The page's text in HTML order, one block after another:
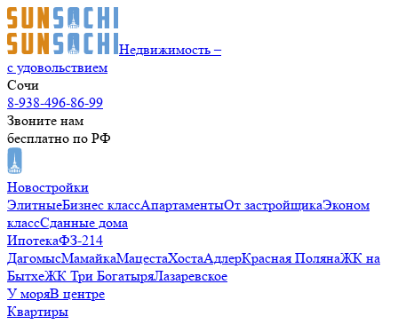
Недвижимость –
с удовольствием
Сочи
8-938-496-86-99
Звоните нам
бесплатно по РФ
Новостройки
ЭлитныеБизнес классАпартаментыОт застройщикаЭконом
классСданные дома
ИпотекаФЗ-214
ДагомысМамайкаМацестаХостаАдлерКрасная ПолянаЖК на
БытхеЖК Три БогатыряЛазаревское
У моряВ центре
Квартиры